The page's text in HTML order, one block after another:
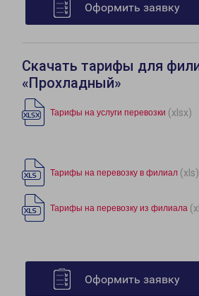
Оформить заявку
Скачать тарифы для
«Прохладный»
Тарифы на услуги перевозки (xlsx)
Тарифы на перевозку в филиал (xls)
Тарифы на перевозку из филиала
Оформить заявку